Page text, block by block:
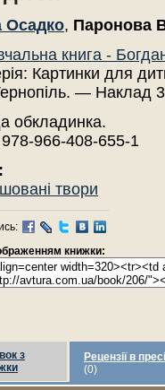
Осадко, Паронова
книга -
Картинки для
— Наклад
обкладинка.
966-408-655-1
твори
книжки:
з
Рецензії в пресі
(0)